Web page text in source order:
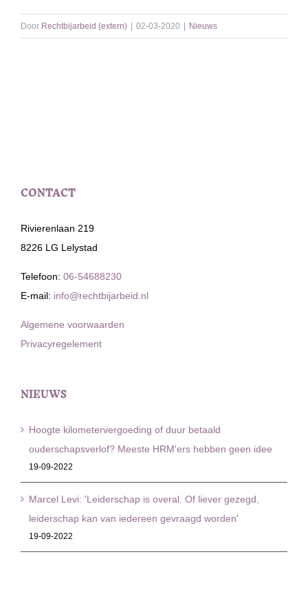
Door Rechtbijarbeid (extern) 02-03-2020 Nieuws
CONTACT
Rivierenlaan 219
8226 LG Lelystad
Telefoon: 06-54688230
E-mail: info@rechtbijarbeid.nl
Algemene voorwaarden
Privacyregelement
NIEUWS
Hoogte kilometervergoeding of duur betaald
ouderschapsverlof? Meeste HRM'ers hebben geen idee
19-09-2022
Marcel Levi: 'Leiderschap is overal. Of liever gezegd,
leiderschap kan van iedereen gevraagd worden'
19-09-2022